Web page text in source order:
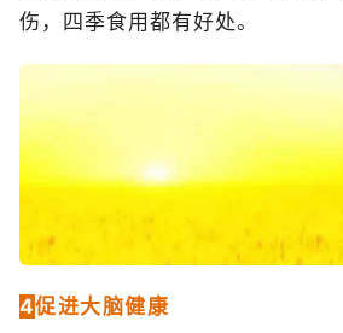
伤，四季食用都有好处。
4促进大脑健康